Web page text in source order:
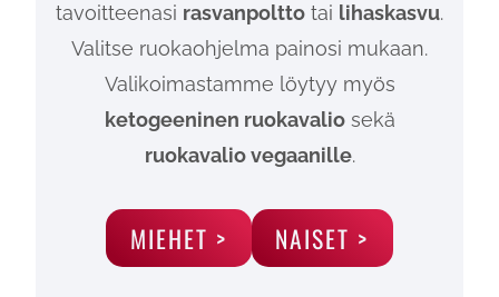
tavoitteenasi rasvanpoltto tai lihaskasvu.
Valitse ruokaohjelma painosi mukaan.
Valikoimastamme löytyy myös
ketogeeninen ruokavaliosekä
ruokavalio vegaanille.
MIEHET > NAISET >